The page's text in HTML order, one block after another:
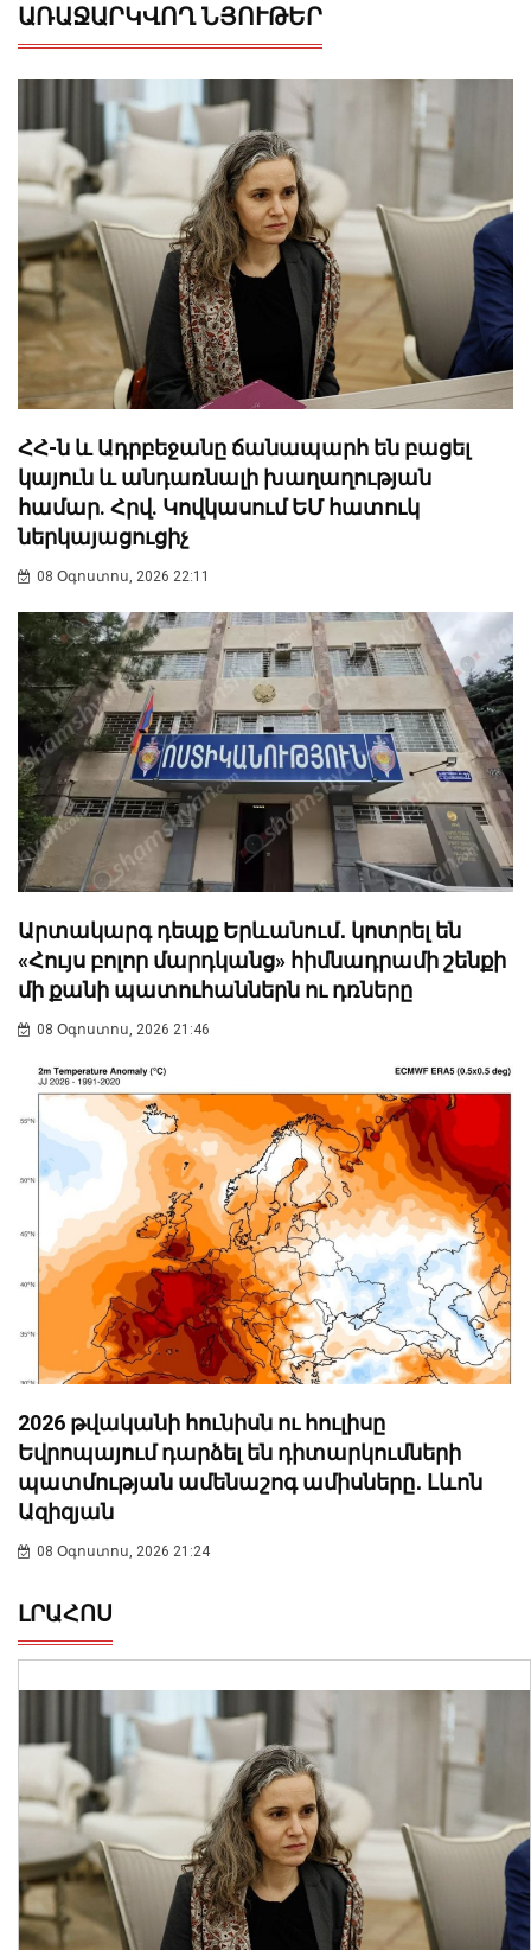
ԱՌԱՋԱՐԿՎՈՂ ՆՅՈՒԹԵՐ
ՀՀ-ն և Ադրբեջանը ճանապարհ են բացել
կայուն և անդառնալի խաղաղության
համար. Հրվ. Կովկասում ԵՄ հատուկ
ներկայացուցիչ
08 Օգոստոս, 2026 22:11
Արտակարգ դեպք Երևանում․ կոտրել են
«Հույս բոլոր մարդկանց» հիմնադրամի շենքի
մի քանի պատուհաններն ու դռները
08 Օգոստոս, 2026 21:46
2026 թվականի հունիսն ու հուլիսը
Եվրոպայում դարձել են դիտարկումների
պատմության ամենաշոգ ամիսները․ Լևոն
Ազիզյան
08 Օգոստոս, 2026 21:24
ԼՐԱՀՈՍ